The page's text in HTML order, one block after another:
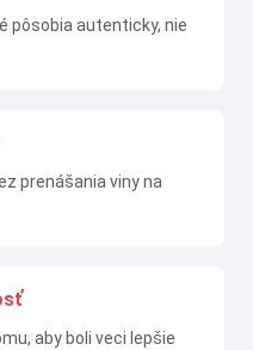
pôsobia autenticky, nie
prenášania viny na
aby boli veci lepšie